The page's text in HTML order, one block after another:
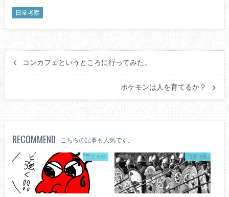
日常考察
コンカフェというところに行ってみた。
ポケモンは人を育てるか？
RECOMMEND こちらの記事も人気です。
日常考察 日常考察